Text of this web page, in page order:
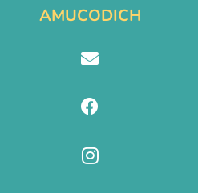
AMUCODICH